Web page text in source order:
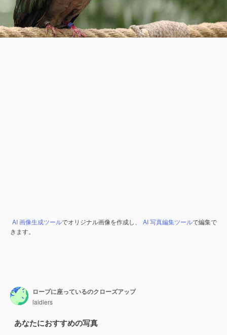
AI 画像生成ツールでオリジナル画像を作成し、 AI 写真編集ツールで編集で
きます。
ロープに座っているのクローズアップ
laidlers
あなたにおすすめの写真